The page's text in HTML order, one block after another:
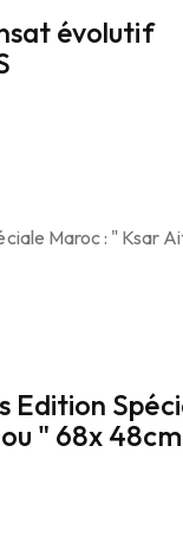
évolutif
Edition
" 68x 48cm